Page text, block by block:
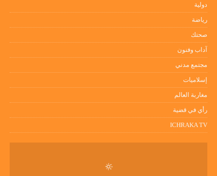
دولية
رياضة
صحتك
آداب وفنون
مجتمع مدني
إسلاميات
مغاربة العالم
رأي في قضية
ICHRAKA TV